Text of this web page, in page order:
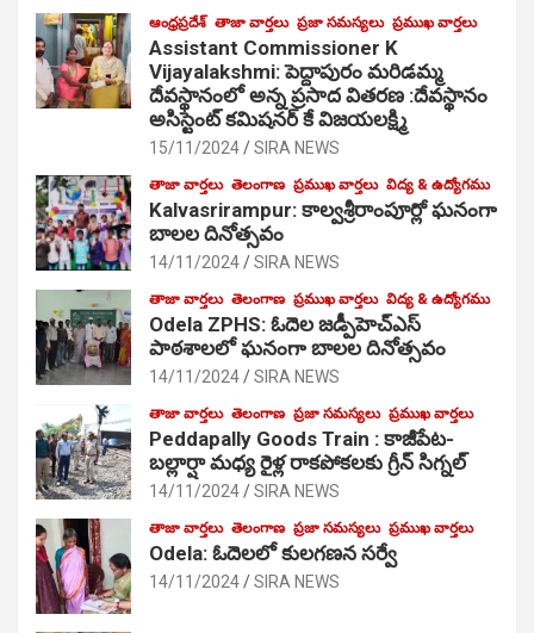
ఆంధ్రప్రదేశ్ తాజా వార్తలు ప్రజా సమస్యలు ప్రముఖ వార్తలు
Assistant Commissioner K
Vijayalakshmi: పెద్దాపురం మరిడమ్మ
దేవస్థానంలో అన్న ప్రసాద వితరణ :దేవస్థానం
అసిస్టెంట్ కమిషనర్ కే విజయలక్ష్మి
15/11/2024 SIRA NEWS
తాజా వార్తలు తెలంగాణ ప్రముఖ వార్తలు విద్య & ఉద్యోగము
Kalvasrirampur: కాల్వశ్రీరాంపూర్లో ఘనంగా
బాలల దినోత్సవం
14/11/2024 SIRA NEWS
తాజా వార్తలు తెలంగాణ ప్రముఖ వార్తలు విద్య & ఉద్యోగము
Odela ZPHS: ఓదెల జ‌డ్పీహెచ్ఎస్
పాఠ‌శాల‌లో ఘనంగా బాలల దినోత్సవం
14/11/2024 SIRA NEWS
తాజా వార్తలు తెలంగాణ ప్రజా సమస్యలు ప్రముఖ వార్తలు
Peddapally Goods Train : కాజీపేట-
బల్లార్షా మధ్య రైళ్ల రాకపోకలకు గ్రీన్ సిగ్నల్
14/11/2024 SIRA NEWS
తాజా వార్తలు తెలంగాణ ప్రజా సమస్యలు ప్రముఖ వార్తలు
Odela: ఓదెలలో కులగణన సర్వే
14/11/2024 SIRA NEWS